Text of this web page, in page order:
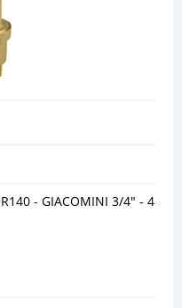
R140 - GIACOMINI 3/4" - 4